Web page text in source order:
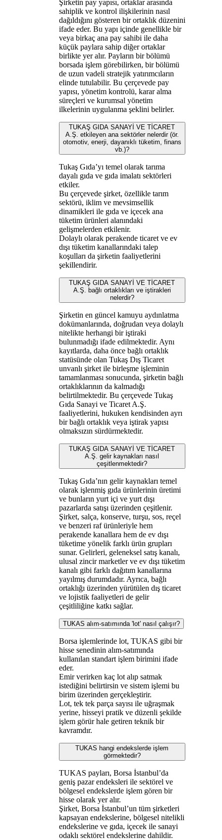
Şirketin pay yapısı, ortaklar arasında
sahiplik ve kontrol ilişkilerinin nasıl
dağıldığını gösteren bir ortaklık düzenini
ifade eder. Bu yapı içinde genellikle bir
veya birkaç ana pay sahibi ile daha
küçük paylara sahip diğer ortaklar
birlikte yer alır. Payların bir bölümü
borsada işlem görebilirken, bir bölümü
de uzun vadeli stratejik yatırımcıların
elinde tutulabilir. Bu çerçevede pay
yapısı, yönetim kontrolü, karar alma
süreçleri ve kurumsal yönetim
ilkelerinin uygulanma şeklini belirler.
TUKAŞ GIDA SANAYİ VE TİCARET
A.Ş. etkileyen ana sektörler nelerdir (ör.
otomotiv, enerji, dayanıklı tüketim, finans
vb.)?
Tukaş Gıda’yı temel olarak tarıma
dayalı gıda ve gıda imalatı sektörleri
etkiler.
Bu çerçevede şirket, özellikle tarım
sektörü, iklim ve mevsimsellik
dinamikleri ile gıda ve içecek ana
tüketim ürünleri alanındaki
gelişmelerden etkilenir.
Dolaylı olarak perakende ticaret ve ev
dışı tüketim kanallarındaki talep
koşulları da şirketin faaliyetlerini
şekillendirir.
TUKAŞ GIDA SANAYİ VE TİCARET
A.Ş. bağlı ortaklıkları ve iştirakleri
nelerdir?
Şirketin en güncel kamuyu aydınlatma
dokümanlarında, doğrudan veya dolaylı
nitelikte herhangi bir iştiraki
bulunmadığı ifade edilmektedir. Aynı
kayıtlarda, daha önce bağlı ortaklık
statüsünde olan Tukaş Dış Ticaret
unvanlı şirket ile birleşme işleminin
tamamlanması sonucunda, şirketin bağlı
ortaklıklarının da kalmadığı
belirtilmektedir. Bu çerçevede Tukaş
Gıda Sanayi ve Ticaret A.Ş.
faaliyetlerini, hukuken kendisinden ayrı
bir bağlı ortaklık veya iştirak yapısı
olmaksızın sürdürmektedir.
TUKAŞ GIDA SANAYİ VE TİCARET
A.Ş. gelir kaynakları nasıl
çeşitlenmektedir?
Tukaş Gıda’nın gelir kaynakları temel
olarak işlenmiş gıda ürünlerinin üretimi
ve bunların yurt içi ve yurt dışı
pazarlarda satışı üzerinden çeşitlenir.
Şirket, salça, konserve, turşu, sos, reçel
ve benzeri raf ürünleriyle hem
perakende kanallara hem de ev dışı
tüketime yönelik farklı ürün grupları
sunar. Gelirleri, geleneksel satış kanalı,
ulusal zincir marketler ve ev dışı tüketim
kanalı gibi farklı dağıtım kanallarına
yayılmış durumdadır. Ayrıca, bağlı
ortaklığı üzerinden yürütülen dış ticaret
ve lojistik faaliyetleri de gelir
çeşitliliğine katkı sağlar.
TUKAS alım-satımında 'lot' nasıl çalışır?
Borsa işlemlerinde lot, TUKAS gibi bir
hisse senedinin alım-satımında
kullanılan standart işlem birimini ifade
eder.
Emir verirken kaç lot alıp satmak
istediğini belirtirsin ve sistem işlemi bu
birim üzerinden gerçekleştirir.
Lot, tek tek parça sayısı ile uğraşmak
yerine, hisseyi pratik ve düzenli şekilde
işlem görür hale getiren teknik bir
kavramdır.
TUKAS hangi endekslerde işlem
görmektedir?
TUKAS payları, Borsa İstanbul’da
geniş pazar endeksleri ile sektörel ve
bölgesel endekslerde işlem gören bir
hisse olarak yer alır.
Şirket, Borsa İstanbul’un tüm şirketleri
kapsayan endekslerine, bölgesel nitelikli
endekslerine ve gıda, içecek ile sanayi
odaklı sektörel endekslerine dahildir.